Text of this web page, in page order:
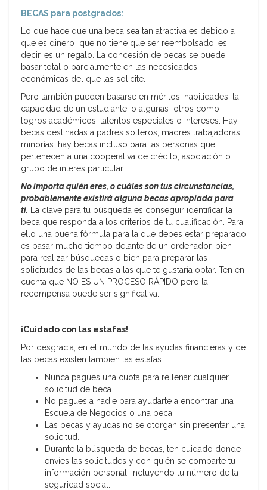
BECAS para postgrados:
Lo que hace que una beca sea tan atractiva es debido a
que es dinero que no tiene que ser reembolsado, es
decir, es un regalo. La concesión de becas se puede
basar total o parcialmente en las necesidades
económicas del que las solicite.
Pero también pueden basarse en méritos, habilidades, la
capacidad de un estudiante, o algunas otros como
logros académicos, talentos especiales o intereses. Hay
becas destinadas a padres solteros, madres trabajadoras,
minorías…hay becas incluso para las personas que
pertenecen a una cooperativa de crédito, asociación o
grupo de interés particular.
No importa quién eres, o cuáles son tus circunstancias,
probablemente existirá alguna becas apropiada para
ti. La clave para tu búsqueda es conseguir identificar la
beca que responda a los criterios de tu cualificación. Para
ello una buena fórmula para la que debes estar preparado
es pasar mucho tiempo delante de un ordenador, bien
para realizar búsquedas o bien para preparar las
solicitudes de las becas a las que te gustaría optar. Ten en
cuenta que NO ES UN PROCESO RÁPIDO pero la
recompensa puede ser significativa.
¡Cuidado con las estafas!
Por desgracia, en el mundo de las ayudas financieras y de
las becas existen también las estafas:
Nunca pagues una cuota para rellenar cualquier
solicitud de beca.
No pagues a nadie para ayudarte a encontrar una
Escuela de Negocios o una beca.
Las becas y ayudas no se otorgan sin presentar una
solicitud.
Durante la búsqueda de becas, ten cuidado donde
envíes las solicitudes y con quién se comparte tu
información personal, incluyendo tu número de la
seguridad social.